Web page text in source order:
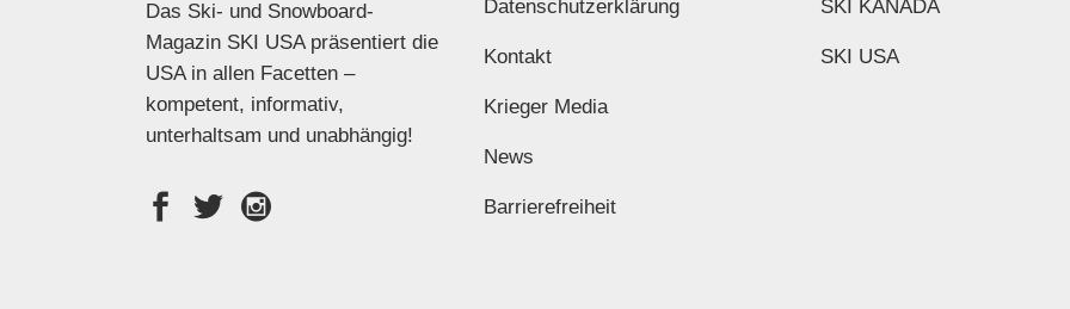
Das Ski- und Snowboard-
Magazin SKI USA präsentiert die
USA in allen Facetten –
kompetent, informativ,
unterhaltsam und unabhängig!
Datenschutzerklärung
Kontakt
Krieger Media
News
Barrierefreiheit
SKI KANADA
SKI USA